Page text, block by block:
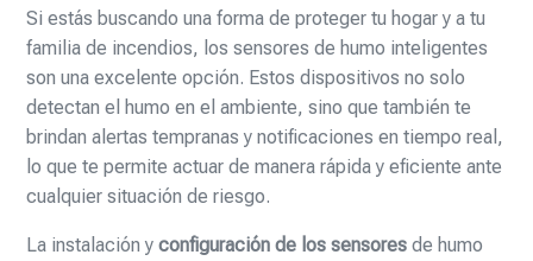
Si estás buscando una forma de proteger tu hogar y a tu
familia de incendios, los sensores de humo inteligentes
son una excelente opción. Estos dispositivos no solo
detectan el humo en el ambiente, sino que también te
brindan alertas tempranas y notificaciones en tiempo real,
lo que te permite actuar de manera rápida y eficiente ante
cualquier situación de riesgo.
La instalación yconfiguración de los sensores de humo